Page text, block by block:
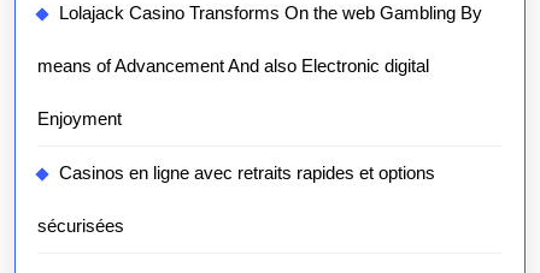
Lolajack Casino Transforms On the web Gambling By
means of Advancement And also Electronic digital
Enjoyment
Casinos en ligne avec retraits rapides et options
sécurisées